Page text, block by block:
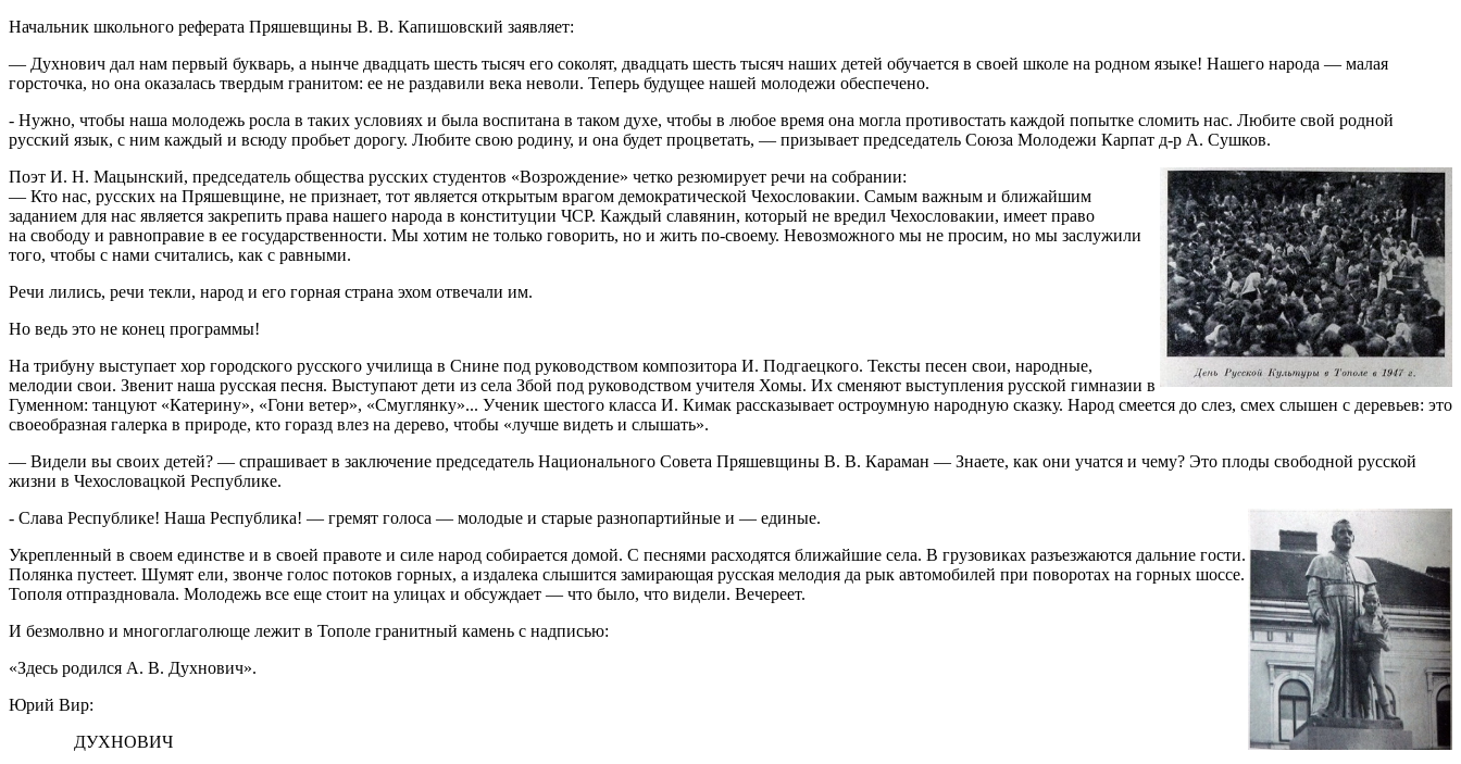
Начальник школьного реферата Пряшевщины В. В. Капишовский заявляет:
— Духнович дал нам первый букварь, а нынче двадцать шесть тысяч его соколят, двадцать шесть тысяч наших детей обучается в своей школе на родном языке! Нашего народа — малая
горсточка, но она оказалась твердым гранитом: ее не раздавили века неволи. Теперь будущее нашей молодежи обеспечено.
- Нужно, чтобы наша молодежь росла в таких условиях и была воспитана в таком духе, чтобы в любое время она могла противостать каждой попытке сломить нас. Любите свой родной
русский язык, с ним каждый и всюду пробьет дорогу. Любите свою родину, и она будет процветать, — призывает председатель Союза Молодежи Карпат д-р А. Сушков.
Поэт И. Н. Мацынский, председатель общества русских студентов «Возрождение» четко резюмирует речи на собрании:
— Кто нас, русских на Пряшевщине, не признает, тот является открытым врагом демократической Чехословакии. Самым важным и ближайшим
заданием для нас является закрепить права нашего народа в конституции ЧСР. Каждый славянин, который не вредил Чехословакии, имеет право
на свободу и равноправие в ее государственности. Мы хотим не только говорить, но и жить по-своему. Невозможного мы не просим, но мы заслужили
того, чтобы с нами считались, как с равными.
Речи лились, речи текли, народ и его горная страна эхом отвечали им.
Но ведь это не конец программы!
На трибуну выступает хор городского русского училища в Снине под руководством композитора И. Подгаецкого. Тексты песен свои, народные,
мелодии свои. Звенит наша русская песня. Выступают дети из села Збой под руководством учителя Хомы. Их сменяют выступления русской гимназии в
Гуменном: танцуют «Катерину», «Гони ветер», «Смуглянку»... Ученик шестого класса И. Кимак рассказывает остроумную народную сказку. Народ смеется до слез, смех слышен с деревьев: это
своеобразная галерка в природе, кто горазд влез на дерево, чтобы «лучше видеть и слышать».
— Видели вы своих детей? — спрашивает в заключение председатель Национального Совета Пряшевщины В. В. Караман — Знаете, как они учатся и чему? Это плоды свободной русской
жизни в Чехословацкой Республике.
- Слава Республике! Наша Республика! — гремят голоса — молодые и старые разнопартийные и — единые.
Укрепленный в своем единстве и в своей правоте и силе народ собирается домой. С песнями расходятся ближайшие села. В грузовиках разъезжаются дальние гости.
Полянка пустеет. Шумят ели, звонче голос потоков горных, а издалека слышится замирающая русская мелодия да рык автомобилей при поворотах на горных шоссе.
Тополя отпраздновала. Молодежь все еще стоит на улицах и обсуждает — что было, что видели. Вечереет.
И безмолвно и многоглаголюще лежит в Тополе гранитный камень с надписью:
«Здесь родился А. В. Духнович».
Юрий Вир:
ДУХНОВИЧ